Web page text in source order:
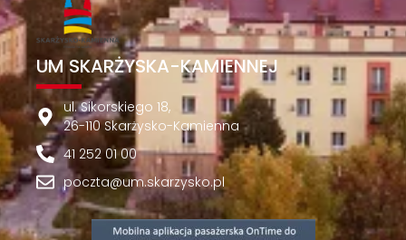
UM SKARŻYSKA-KAMIENNEJ
ul. Sikorskiego 18,
26-110 Skarżysko-Kamienna
41 252 01 00
poczta@um.skarzysko.pl